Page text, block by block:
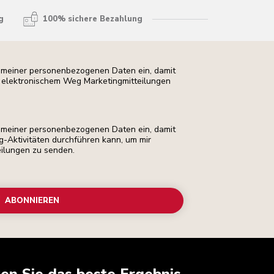
100% sichere Bezahlung
personenbezogenen Daten ein, damit
Weg Marketingmitteilungen
personenbezogenen Daten ein, damit
Aktivitäten durchführen kann, um mir
zu senden.
ABONNIEREN